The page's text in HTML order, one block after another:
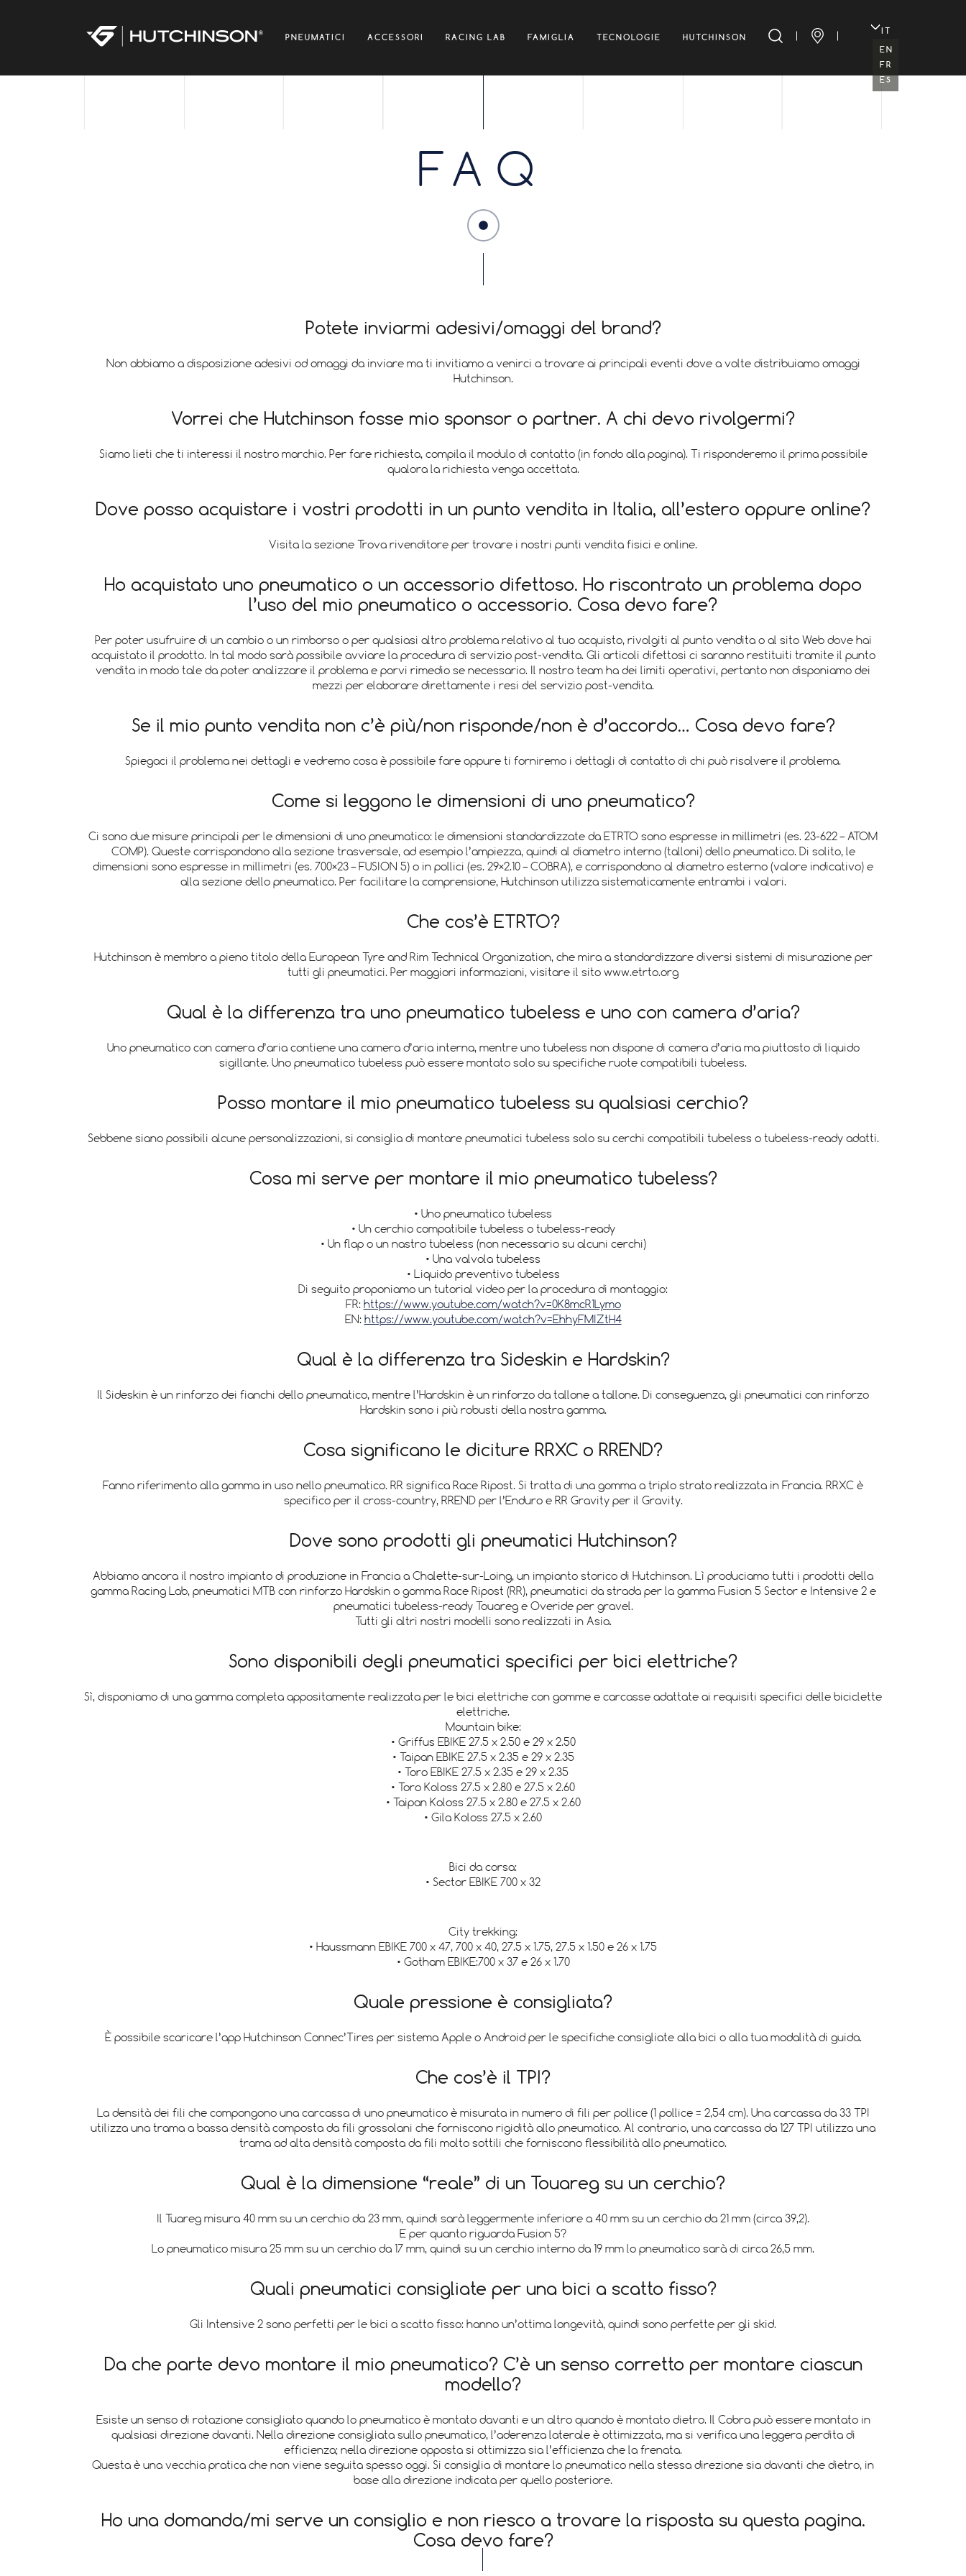
PNEUMATICI ACCESSORI RACING LAB FAMIGLIA TECNOLOGIE HUTCHINSON
IT
EN
FR
ES
FAQ
Potete inviarmi adesivi/omaggi del brand?
Non abbiamo a disposizione adesivi od omaggi da inviare ma ti invitiamo a venirci a trovare ai principali eventi dove a volte distribuiamo omaggi
Hutchinson.
Vorrei che Hutchinson fosse mio sponsor o partner. A chi devo rivolgermi?
Siamo lieti che ti interessi il nostro marchio. Per fare richiesta, compila il modulo di contatto (in fondo alla pagina). Ti risponderemo il prima possibile
qualora la richiesta venga accettata.
Dove posso acquistare i vostri prodotti in un punto vendita in Italia, all’estero oppure online?
Visita la sezione Trova rivenditore per trovare i nostri punti vendita fisici e online.
Ho acquistato uno pneumatico o un accessorio difettoso. Ho riscontrato un problema dopo
l’uso del mio pneumatico o accessorio. Cosa devo fare?
Per poter usufruire di un cambio o un rimborso o per qualsiasi altro problema relativo al tuo acquisto, rivolgiti al punto vendita o al sito Web dove hai
acquistato il prodotto. In tal modo sarà possibile avviare la procedura di servizio post-vendita. Gli articoli difettosi ci saranno restituiti tramite il punto
vendita in modo tale da poter analizzare il problema e porvi rimedio se necessario. Il nostro team ha dei limiti operativi, pertanto non disponiamo dei
mezzi per elaborare direttamente i resi del servizio post-vendita.
Se il mio punto vendita non c’è più/non risponde/non è d’accordo… Cosa devo fare?
Spiegaci il problema nei dettagli e vedremo cosa è possibile fare oppure ti forniremo i dettagli di contatto di chi può risolvere il problema.
Come si leggono le dimensioni di uno pneumatico?
Ci sono due misure principali per le dimensioni di uno pneumatico: le dimensioni standardizzate da ETRTO sono espresse in millimetri (es. 23-622 – ATOM
COMP). Queste corrispondono alla sezione trasversale, ad esempio l’ampiezza, quindi al diametro interno (talloni) dello pneumatico. Di solito, le
dimensioni sono espresse in millimetri (es. 700×23 – FUSION 5) o in pollici (es. 29×2.10 – COBRA), e corrispondono al diametro esterno (valore indicativo) e
alla sezione dello pneumatico. Per facilitare la comprensione, Hutchinson utilizza sistematicamente entrambi i valori.
Che cos’è ETRTO?
Hutchinson è membro a pieno titolo della European Tyre and Rim Technical Organization, che mira a standardizzare diversi sistemi di misurazione per
tutti gli pneumatici. Per maggiori informazioni, visitare il sito www.etrto.org
Qual è la differenza tra uno pneumatico tubeless e uno con camera d’aria?
Uno pneumatico con camera d’aria contiene una camera d’aria interna, mentre uno tubeless non dispone di camera d’aria ma piuttosto di liquido
sigillante. Uno pneumatico tubeless può essere montato solo su specifiche ruote compatibili tubeless.
Posso montare il mio pneumatico tubeless su qualsiasi cerchio?
Sebbene siano possibili alcune personalizzazioni, si consiglia di montare pneumatici tubeless solo su cerchi compatibili tubeless o tubeless-ready adatti.
Cosa mi serve per montare il mio pneumatico tubeless?
• Uno pneumatico tubeless
• Un cerchio compatibile tubeless o tubeless-ready
• Un flap o un nastro tubeless (non necessario su alcuni cerchi)
• Una valvola tubeless
• Liquido preventivo tubeless
Di seguito proponiamo un tutorial video per la procedura di montaggio:
FR: https://www.youtube.com/watch?v=0K8mcR1Lymo
EN: https://www.youtube.com/watch?v=EhhyFMIZtH4
Qual è la differenza tra Sideskin e Hardskin?
Il Sideskin è un rinforzo dei fianchi dello pneumatico, mentre l’Hardskin è un rinforzo da tallone a tallone. Di conseguenza, gli pneumatici con rinforzo
Hardskin sono i più robusti della nostra gamma.
Cosa significano le diciture RRXC o RREND?
Fanno riferimento alla gomma in uso nello pneumatico. RR significa Race Ripost. Si tratta di una gomma a triplo strato realizzata in Francia. RRXC è
specifico per il cross-country, RREND per l’Enduro e RR Gravity per il Gravity.
Dove sono prodotti gli pneumatici Hutchinson?
Abbiamo ancora il nostro impianto di produzione in Francia a Chalette-sur-Loing, un impianto storico di Hutchinson. Lì produciamo tutti i prodotti della
gamma Racing Lab, pneumatici MTB con rinforzo Hardskin o gomma Race Ripost (RR), pneumatici da strada per la gamma Fusion 5 Sector e Intensive 2 e
pneumatici tubeless-ready Touareg e Overide per gravel.
Tutti gli altri nostri modelli sono realizzati in Asia.
Sono disponibili degli pneumatici specifici per bici elettriche?
Sì, disponiamo di una gamma completa appositamente realizzata per le bici elettriche con gomme e carcasse adattate ai requisiti specifici delle biciclette
elettriche.
Mountain bike:
• Griffus EBIKE 27.5 x 2.50 e 29 x 2.50
• Taipan EBIKE 27.5 x 2.35 e 29 x 2.35
• Toro EBIKE 27.5 x 2.35 e 29 x 2.35
• Toro Koloss 27.5 x 2.80 e 27.5 x 2.60
• Taipan Koloss 27.5 x 2.80 e 27.5 x 2.60
• Gila Koloss 27.5 x 2.60
Bici da corsa:
• Sector EBIKE 700 x 32
City trekking:
• Haussmann EBIKE 700 x 47, 700 x 40, 27.5 x 1.75, 27.5 x 1.50 e 26 x 1.75
• Gotham EBIKE:700 x 37 e 26 x 1.70
Quale pressione è consigliata?
È possibile scaricare l’app Hutchinson Connec’Tires per sistema Apple o Android per le specifiche consigliate alla bici o alla tua modalità di guida.
Che cos’è il TPI?
La densità dei fili che compongono una carcassa di uno pneumatico è misurata in numero di fili per pollice (1 pollice = 2,54 cm). Una carcassa da 33 TPI
utilizza una trama a bassa densità composta da fili grossolani che forniscono rigidità allo pneumatico. Al contrario, una carcassa da 127 TPI utilizza una
trama ad alta densità composta da fili molto sottili che forniscono flessibilità allo pneumatico.
Qual è la dimensione “reale” di un Touareg su un cerchio?
Il Tuareg misura 40 mm su un cerchio da 23 mm, quindi sarà leggermente inferiore a 40 mm su un cerchio da 21 mm (circa 39,2).
E per quanto riguarda Fusion 5?
Lo pneumatico misura 25 mm su un cerchio da 17 mm, quindi su un cerchio interno da 19 mm lo pneumatico sarà di circa 26,5 mm.
Quali pneumatici consigliate per una bici a scatto fisso?
Gli Intensive 2 sono perfetti per le bici a scatto fisso: hanno un’ottima longevità, quindi sono perfette per gli skid.
Da che parte devo montare il mio pneumatico? C’è un senso corretto per montare ciascun
modello?
Esiste un senso di rotazione consigliato quando lo pneumatico è montato davanti e un altro quando è montato dietro. Il Cobra può essere montato in
qualsiasi direzione davanti. Nella direzione consigliata sullo pneumatico, l’aderenza laterale è ottimizzata, ma si verifica una leggera perdita di
efficienza; nella direzione opposta si ottimizza sia l’efficienza che la frenata.
Questa è una vecchia pratica che non viene seguita spesso oggi. Si consiglia di montare lo pneumatico nella stessa direzione sia davanti che dietro, in
base alla direzione indicata per quello posteriore.
Ho una domanda/mi serve un consiglio e non riesco a trovare la risposta su questa pagina.
Cosa devo fare?